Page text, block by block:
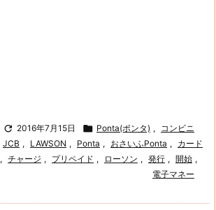
 2016年7月15日  Ponta(ポンタ) , コンビニ
JCB , LAWSON , Ponta , おさいふPonta , カード
, チャージ , プリペイド , ローソン , 発行 , 開始 ,
電子マネー